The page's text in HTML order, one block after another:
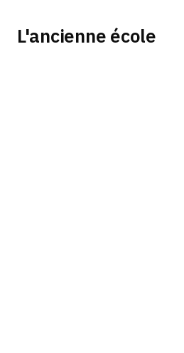
L'ancienne école